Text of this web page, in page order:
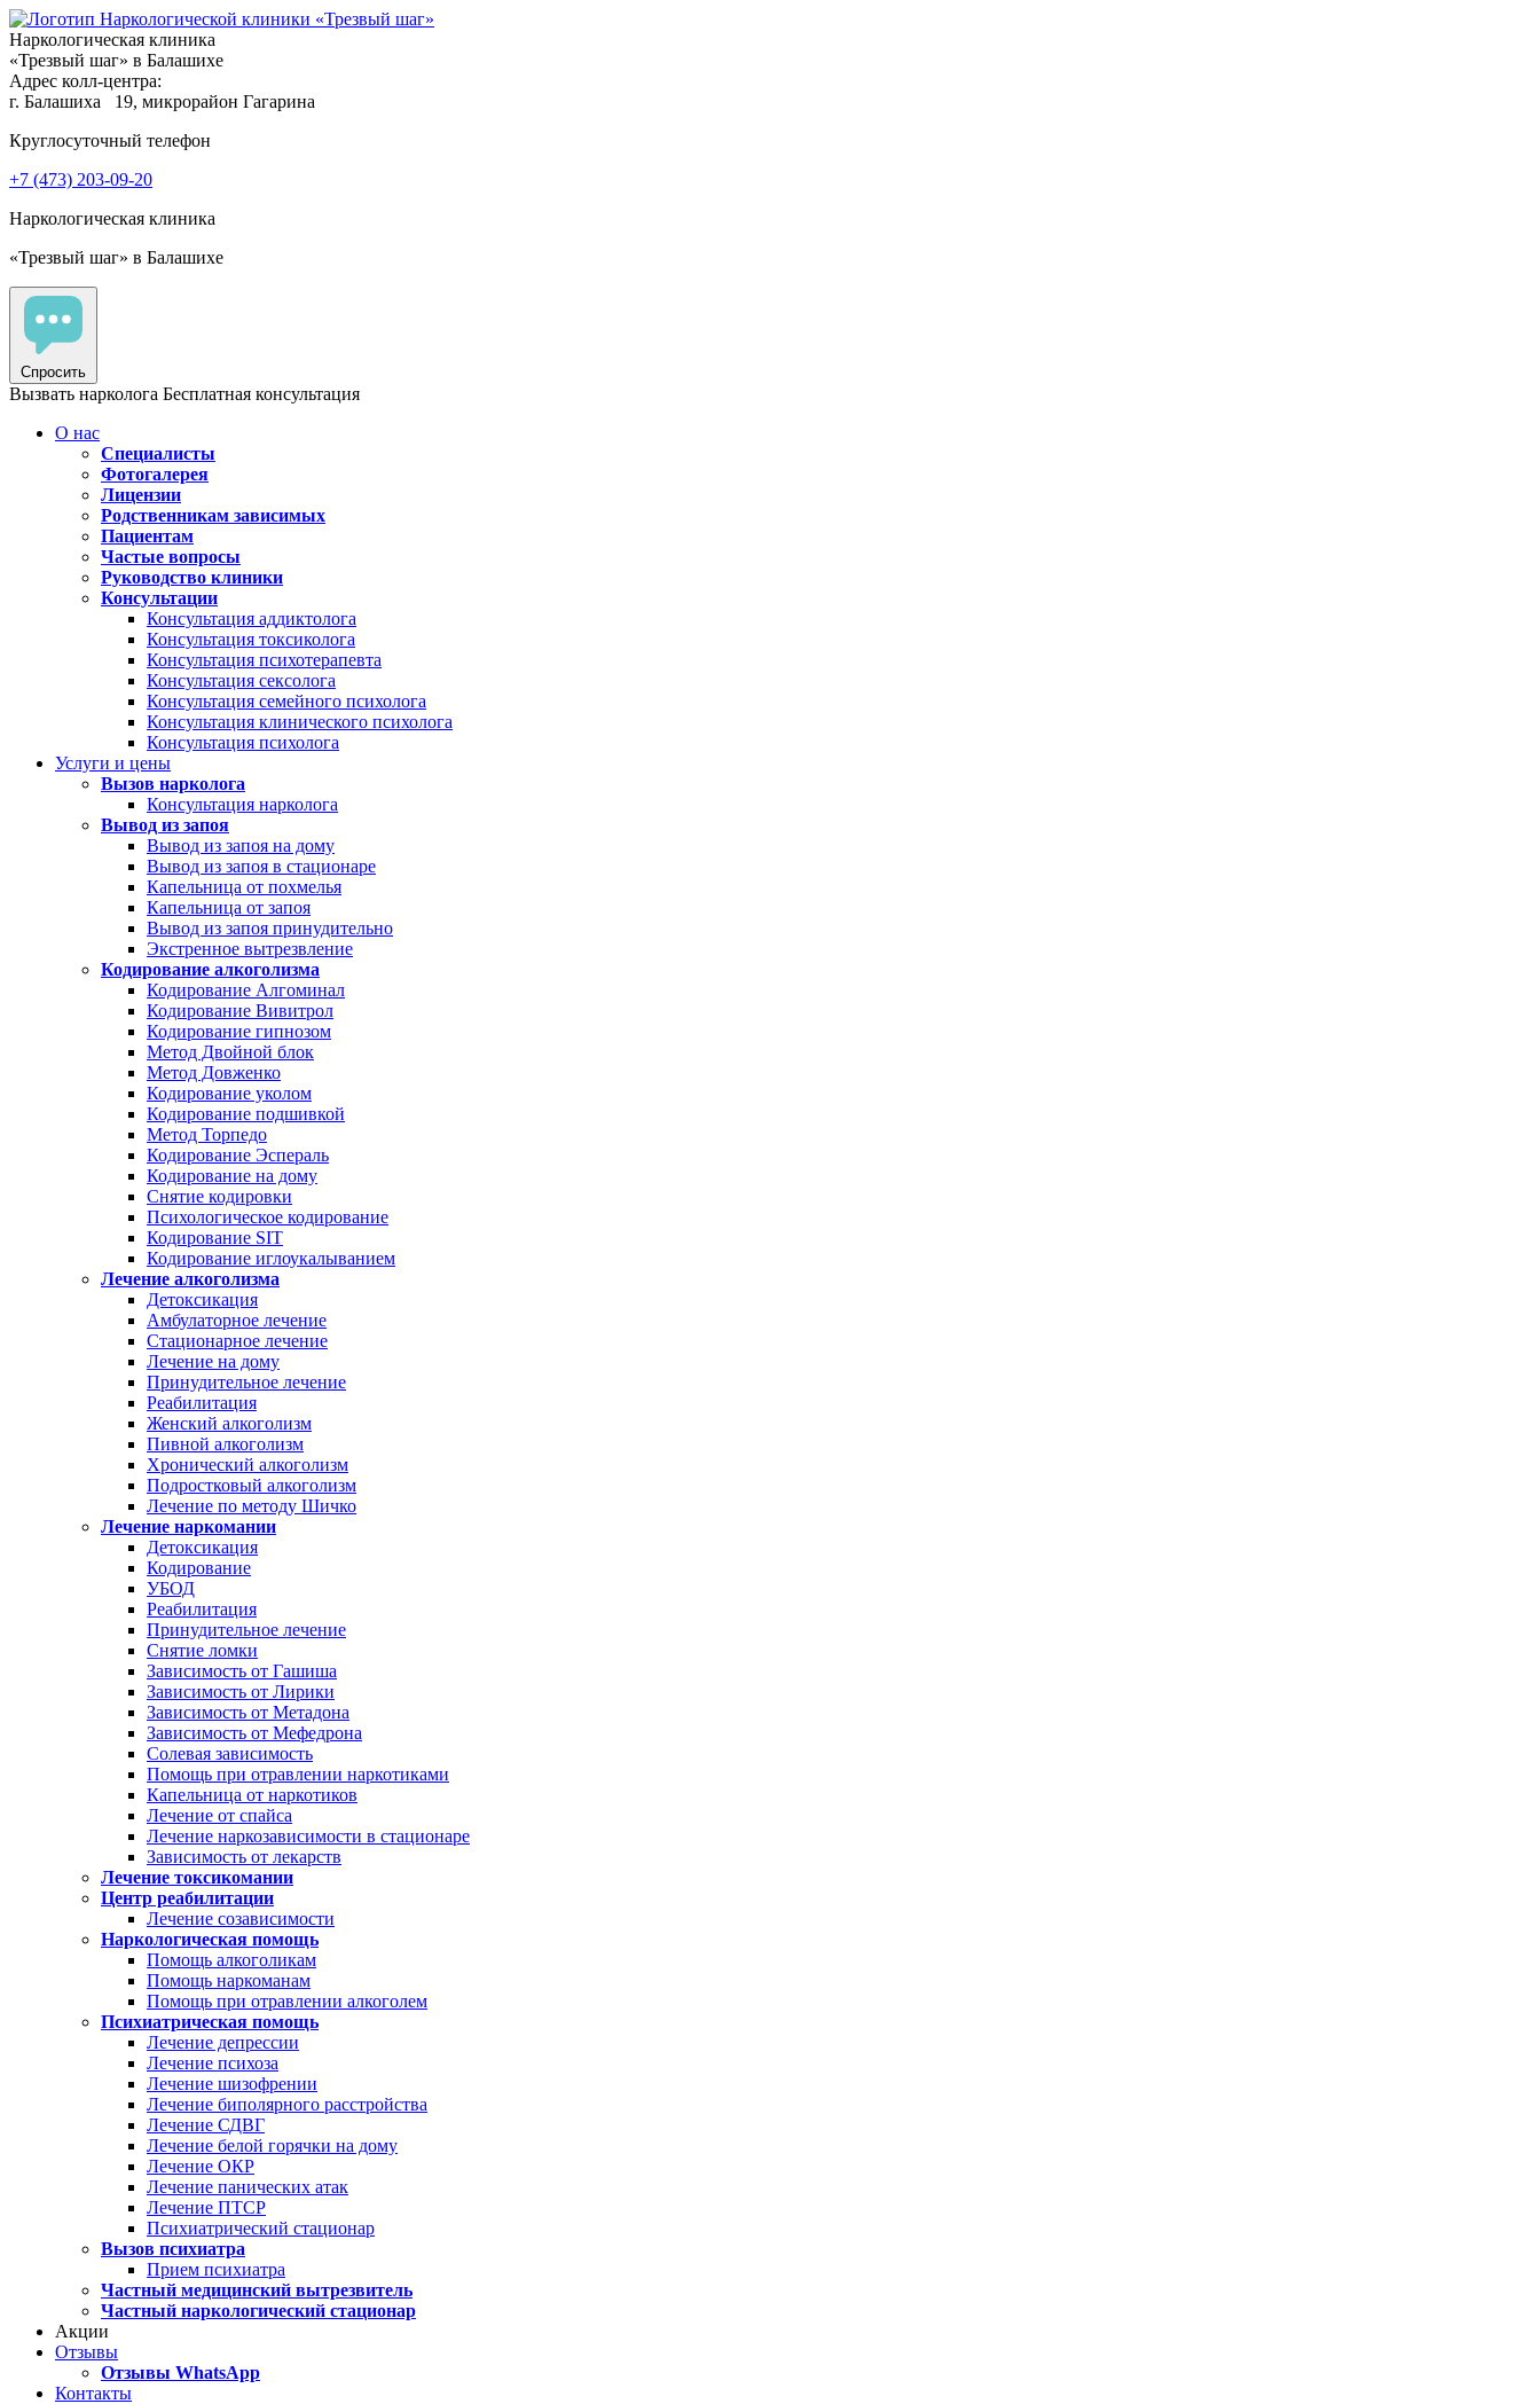
Наркологическая клиника
«Трезвый шаг» в Балашихе
Адрес колл-центра:
г. Балашиха
19, микрорайон Гагарина
Круглосуточный телефон
+7 (473) 203-09-20
Наркологическая клиника
«Трезвый шаг» в Балашихе
Спросить
Вызвать нарколога Бесплатная консультация
О нас
Специалисты
Фотогалерея
Лицензии
Родственникам зависимых
Пациентам
Частые вопросы
Руководство клиники
Консультации
Консультация аддиктолога
Консультация токсиколога
Консультация психотерапевта
Консультация сексолога
Консультация семейного психолога
Консультация клинического психолога
Консультация психолога
Услуги и цены
Вызов нарколога
Консультация нарколога
Вывод из запоя
Вывод из запоя на дому
Вывод из запоя в стационаре
Капельница от похмелья
Капельница от запоя
Вывод из запоя принудительно
Экстренное вытрезвление
Кодирование алкоголизма
Кодирование Алгоминал
Кодирование Вивитрол
Кодирование гипнозом
Метод Двойной блок
Метод Довженко
Кодирование уколом
Кодирование подшивкой
Метод Торпедо
Кодирование Эспераль
Кодирование на дому
Снятие кодировки
Психологическое кодирование
Кодирование SIT
Кодирование иглоукалыванием
Лечение алкоголизма
Детоксикация
Амбулаторное лечение
Стационарное лечение
Лечение на дому
Принудительное лечение
Реабилитация
Женский алкоголизм
Пивной алкоголизм
Хронический алкоголизм
Подростковый алкоголизм
Лечение по методу Шичко
Лечение наркомании
Детоксикация
Кодирование
УБОД
Реабилитация
Принудительное лечение
Снятие ломки
Зависимость от Гашиша
Зависимость от Лирики
Зависимость от Метадона
Зависимость от Мефедрона
Солевая зависимость
Помощь при отравлении наркотиками
Капельница от наркотиков
Лечение от спайса
Лечение наркозависимости в стационаре
Зависимость от лекарств
Лечение токсикомании
Центр реабилитации
Лечение созависимости
Наркологическая помощь
Помощь алкоголикам
Помощь наркоманам
Помощь при отравлении алкоголем
Психиатрическая помощь
Лечение депрессии
Лечение психоза
Лечение шизофрении
Лечение биполярного расстройства
Лечение СДВГ
Лечение белой горячки на дому
Лечение ОКР
Лечение панических атак
Лечение ПТСР
Психиатрический стационар
Вызов психиатра
Прием психиатра
Частный медицинский вытрезвитель
Частный наркологический стационар
Акции
Отзывы
Отзывы WhatsApp
Контакты